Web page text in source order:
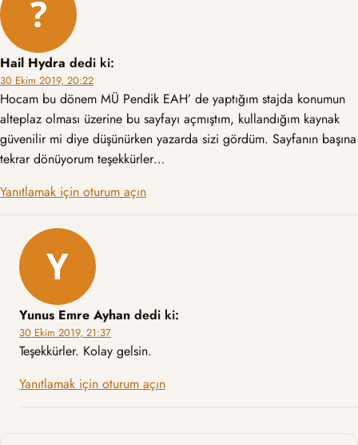
Hail Hydra dedi ki:
30 Ekim 2019, 20:22
Hocam bu dönem MÜ Pendik EAH’ de yaptığım stajda konumun
alteplaz olması üzerine bu sayfayı açmıştım, kullandığım kaynak
güvenilir mi diye düşünürken yazarda sizi gördüm. Sayfanın başına
tekrar dönüyorum teşekkürler…
Yanıtlamak için oturum açın
Yunus Emre Ayhan dedi ki:
30 Ekim 2019, 21:37
Teşekkürler. Kolay gelsin.
Yanıtlamak için oturum açın